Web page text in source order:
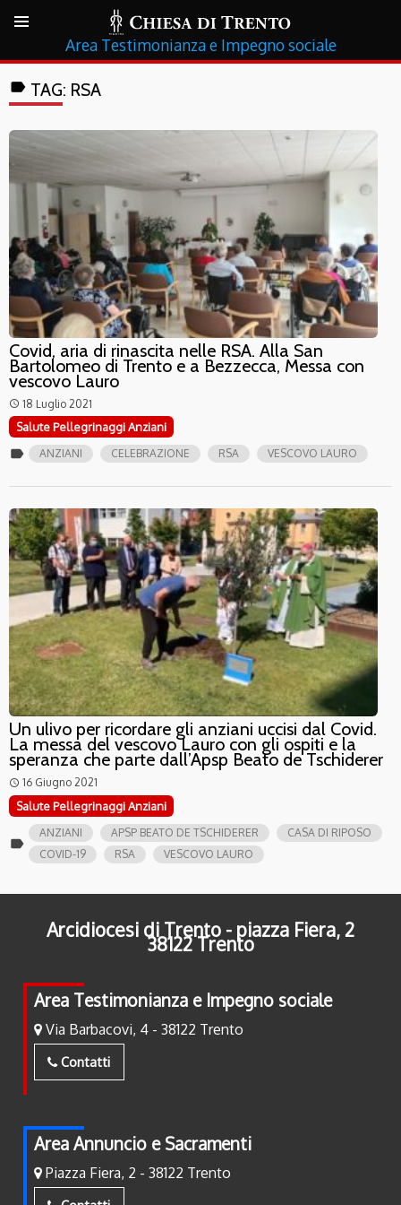
Testimonianza e Impegno sociale
label TAG: RSA
Covid, aria di rinascita nelle RSA. Alla San
Bartolomeo di Trento e a Bezzecca, Messa con
vescovo Lauro
access_time 18 Luglio 2021
Salute Pellegrinaggi Anziani
label ANZIANI CELEBRAZIONE RSA VESCOVO LAURO
Un ulivo per ricordare gli anziani uccisi dal Covid.
La messa del vescovo Lauro con gli ospiti e la
speranza che parte dall’Apsp Beato de Tschiderer
access_time 16 Giugno 2021
Salute Pellegrinaggi Anziani
label
ANZIANI APSP BEATO DE TSCHIDERER
CASA DI RIPOSO
COVID-19
RSA VESCOVO LAURO
Arcidiocesi di Trento - piazza Fiera, 2
38122 Trento
Area Testimonianza e Impegno sociale
Via Barbacovi, 4 - 38122 Trento
Contatti
Area Annuncio e Sacramenti
Piazza Fiera, 2 - 38122 Trento